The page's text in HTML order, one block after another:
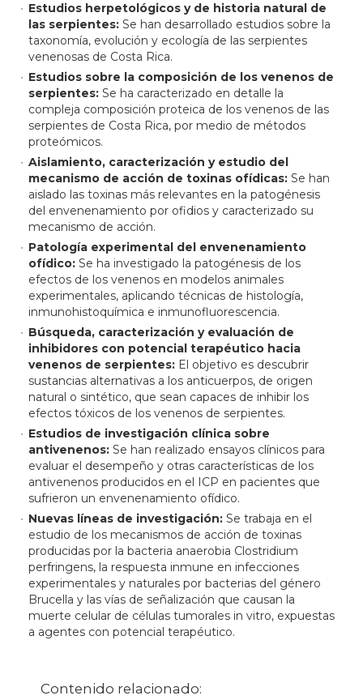
Estudios herpetológicos y de historia natural de
las serpientes: Se han desarrollado estudios sobre la
taxonomía, evolución y ecología de las serpientes
venenosas de Costa Rica.
Estudios sobre la composición de los venenos de
serpientes: Se ha caracterizado en detalle la
compleja composición proteica de los venenos de las
serpientes de Costa Rica, por medio de métodos
proteómicos.
Aislamiento, caracterización y estudio del
mecanismo de acción de toxinas ofídicas: Se han
aislado las toxinas más relevantes en la patogénesis
del envenenamiento por ofidios y caracterizado su
mecanismo de acción.
Patología experimental del envenenamiento
ofídico: Se ha investigado la patogénesis de los
efectos de los venenos en modelos animales
experimentales, aplicando técnicas de histología,
inmunohistoquímica e inmunofluorescencia.
Búsqueda, caracterización y evaluación de
inhibidores con potencial terapéutico hacia
venenos de serpientes: El objetivo es descubrir
sustancias alternativas a los anticuerpos, de origen
natural o sintético, que sean capaces de inhibir los
efectos tóxicos de los venenos de serpientes.
Estudios de investigación clínica sobre
antivenenos: Se han realizado ensayos clínicos para
evaluar el desempeño y otras características de los
antivenenos producidos en el ICP en pacientes que
sufrieron un envenenamiento ofídico.
Nuevas líneas de investigación: Se trabaja en el
estudio de los mecanismos de acción de toxinas
producidas por la bacteria anaerobia Clostridium
perfringens, la respuesta inmune en infecciones
experimentales y naturales por bacterias del género
Brucella y las vías de señalización que causan la
muerte celular de células tumorales in vitro, expuestas
a agentes con potencial terapéutico.
Contenido relacionado: